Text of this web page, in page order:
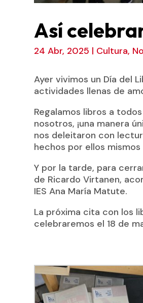
Así
24 Abr, 2025 | Cultura,
Ayer vivimos un Día del
actividades llenas de
Regalamos libros a
nosotros, ¡una manera
nos deleitaron con
hechos por ellos
Y por la tarde, para
de Ricardo Virtanen,
IES Ana María Matute.
La próxima cita con los
celebraremos el 18 de